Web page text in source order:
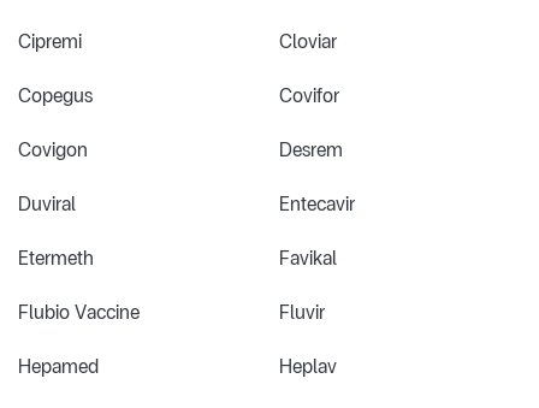
Cipremi Cloviar
Copegus Covifor
Covigon Desrem
Duviral Entecavir
Etermeth Favikal
Flubio Vaccine Fluvir
Hepamed Heplav